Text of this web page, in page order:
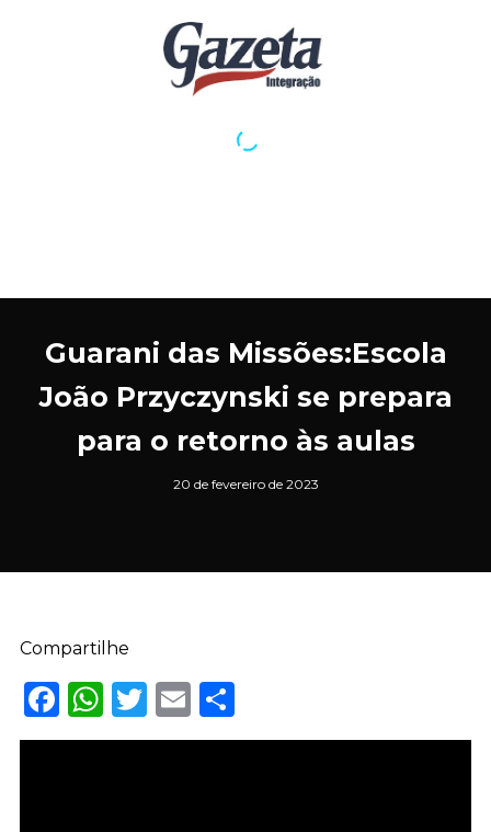
Guarani das Missões:Escola
João Przyczynski se prepara
para o retorno às aulas
20 de fevereiro de 2023
Compartilhe
Facebook
WhatsApp
Twitter
EmailShare